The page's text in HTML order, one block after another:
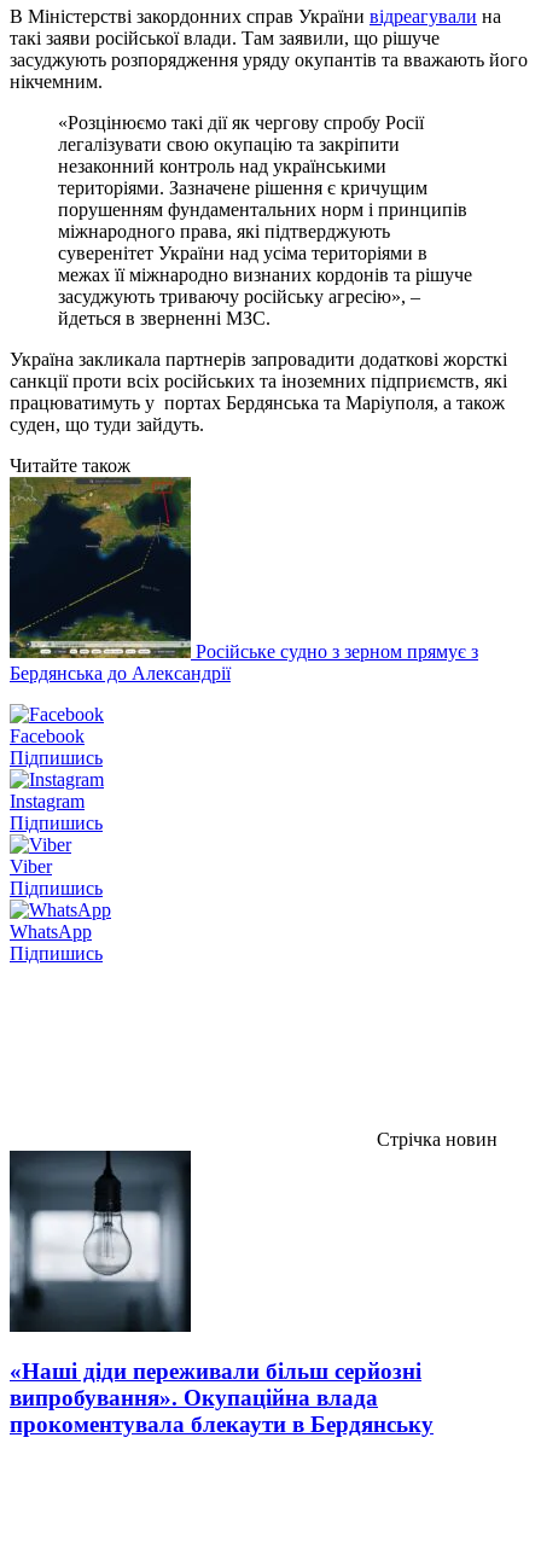
В Міністерстві закордонних справ України відреагували на
такі заяви російської влади. Там заявили, що рішуче
засуджують розпорядження уряду окупантів та вважають його
нікчемним.
«Розцінюємо такі дії як чергову спробу Росії
легалізувати свою окупацію та закріпити
незаконний контроль над українськими
територіями. Зазначене рішення є кричущим
порушенням фундаментальних норм і принципів
міжнародного права, які підтверджують
суверенітет України над усіма територіями в
межах її міжнародно визнаних кордонів та рішуче
засуджують триваючу російську агресію», –
йдеться в зверненні МЗС.
Україна закликала партнерів запровадити додаткові жорсткі
санкції проти всіх російських та іноземних підприємств, які
працюватимуть у портах Бердянська та Маріуполя, а також
суден, що туди зайдуть.
Читайте також
Російське судно з зерном прямує з
Бердянська до Александрії
Facebook
Підпишись
Instagram
Підпишись
Viber
Підпишись
WhatsApp
Підпишись
Стрічка новин
«Наші діди переживали більш серйозні
випробування». Окупаційна влада
прокоментувала блекаути в Бердянську